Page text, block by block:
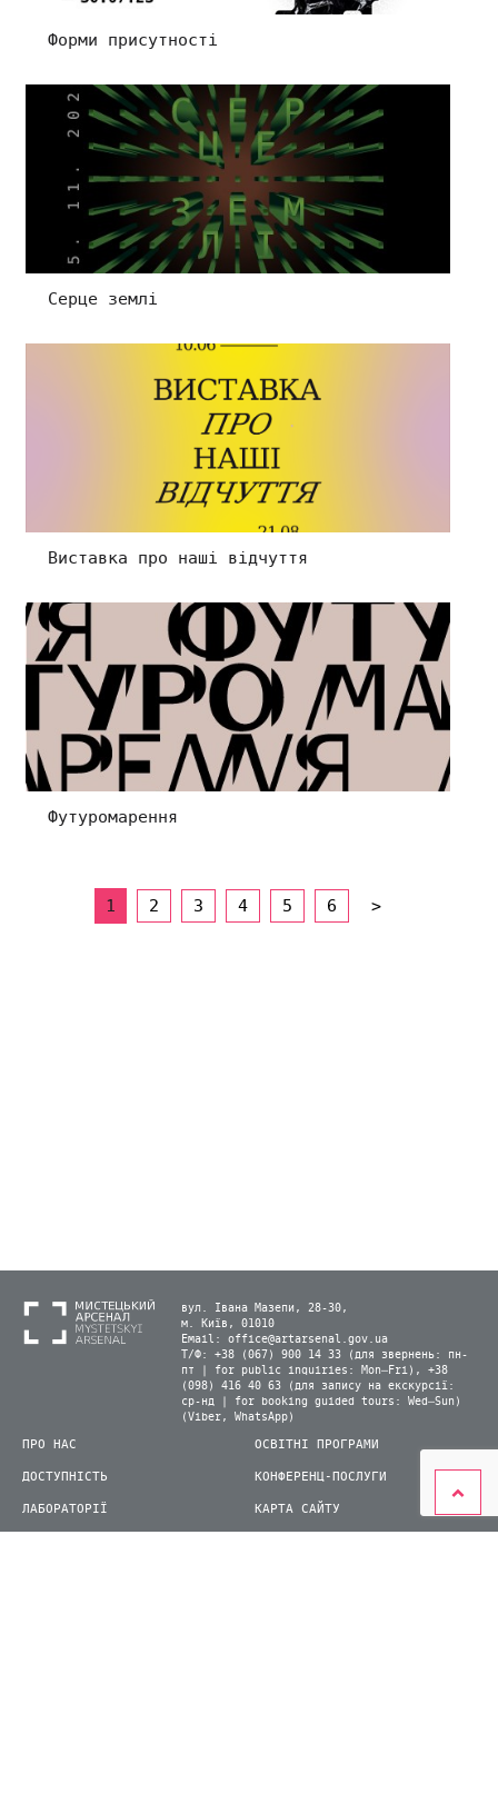
Форми присутності
Серце землі
Виставка про наші відчуття
Футуромарення
1 2 3 4 5 6 >
вул. Івана Мазепи, 28-30,
м. Київ, 01010
Email: office@artarsenal.gov.ua
Т/Ф: +38 (067) 900 14 33 (для звернень: пн-
пт | for public inquiries: Mon–Fri), +38
(098) 416 40 63 (для запису на екскурсії:
ср-нд | for booking guided tours: Wed–Sun)
(Viber, WhatsApp)
ПРО НАС
ДОСТУПНІСТЬ
ЛАБОРАТОРІЇ
ОСВІТНІ ПРОГРАМИ
КОНФЕРЕНЦ-ПОСЛУГИ
КАРТА САЙТУ